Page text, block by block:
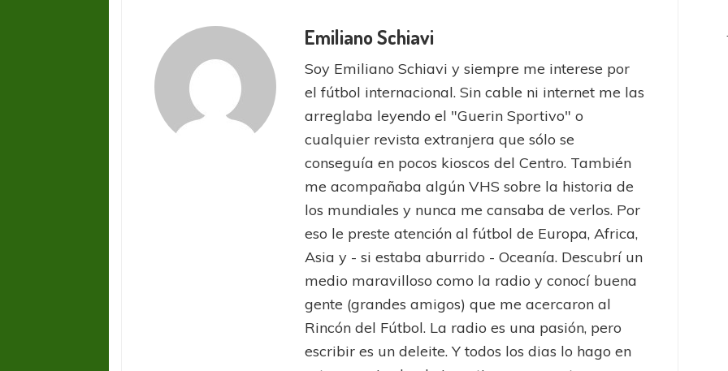
Emiliano Schiavi
Soy Emiliano Schiavi y siempre me interese por
el fútbol internacional. Sin cable ni internet me las
arreglaba leyendo el "Guerin Sportivo" o
cualquier revista extranjera que sólo se
conseguía en pocos kioscos del Centro. También
me acompañaba algún VHS sobre la historia de
los mundiales y nunca me cansaba de verlos. Por
eso le preste atención al fútbol de Europa, Africa,
Asia y - si estaba aburrido - Oceanía. Descubrí un
medio maravilloso como la radio y conocí buena
gente (grandes amigos) que me acercaron al
Rincón del Fútbol. La radio es una pasión, pero
escribir es un deleite. Y todos los dias lo hago en